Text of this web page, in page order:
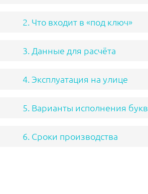
2. Что входит в «под ключ»
3. Данные для расчёта
4. Эксплуатация на улице
5. Варианты исполнения букв
6. Сроки производства